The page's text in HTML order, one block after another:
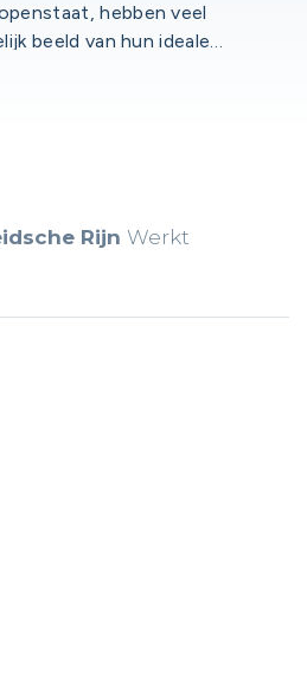
hebben veel
beeld van hun ideale
zij-instromers in beeld.
Rijn Werkt